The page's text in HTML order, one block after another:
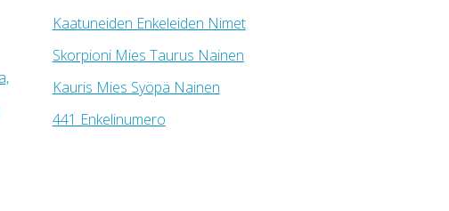
Kaatuneiden Enkeleiden Nimet
Skorpioni Mies Taurus Nainen
Kauris Mies Syöpä Nainen
441 Enkelinumero